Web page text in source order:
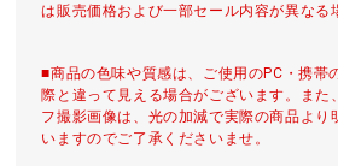
は販売価格および一部セール内容が異なる
■商品の色味や質感は、ご使用のPC・携帯
際と違って見える場合がございます。また
フ撮影画像は、光の加減で実際の商品より
いますのでご了承くださいませ。